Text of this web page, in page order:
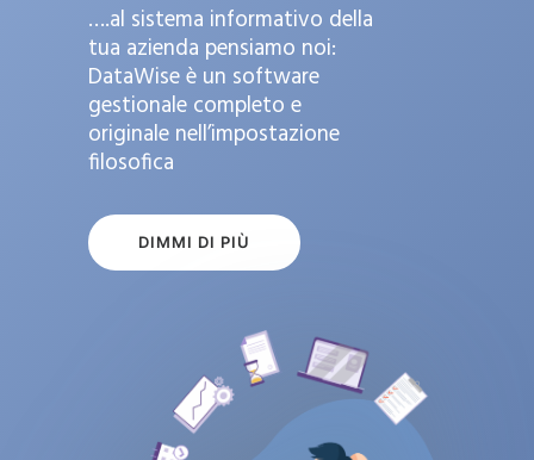
….al sistema informativo della
tua azienda pensiamo noi:
DataWise è un software
gestionale completo e
originale nell’impostazione
filosofica
DIMMI DI PIÙ